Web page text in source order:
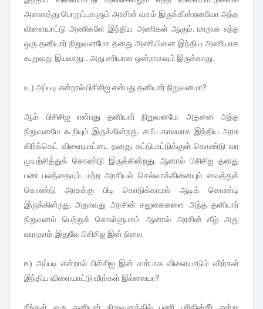
அனைத்து பொறுப்புகளும் அரசின் வசம் இருக்கின்றனவோ அந்த
விளையாட்டு அணிகளே இந்திய அணிகள் ஆகும். மாறாக எந்த
ஒரு தனியார் நிறுவனமோ தனது அணியினை இந்திய அணியாக
கூறுவது இயலாது... அது சரியான ஒன்றாகவும் இருக்காது.
௨) அப்படி என்றால் பிசிசிஐ என்பது தனியார் நிறுவனமா?
ஆம். பிசிசிஐ என்பது தனியார் நிறுவனமே. அதனை அந்த
நிறுவனமே கூறியும் இருக்கின்றது. சமீப காலமாக இந்திய அரசு
கிரிக்கெட் விளையாட்டை தனது கட்டுபாட்டுக்குள் கொண்டு வர
முயற்சித்துக் கொண்டு இருக்கின்றது. ஆனால் பிசிசிஐ தனது
பண பலத்தையும் மற்ற அரசியல் செல்வாக்கினையும் வைத்துக்
கொண்டு அரசுக்கு பிடி கொடுக்காமல் ஆடிக் கொண்டி
இருக்கின்றது. அதாவது அரசின் சலுகைகளை அந்த தனியார்
நிறுவனம் பெற்றுக் கொள்ளுமாம் ஆனால் அரசின் கீழ் அது
வராதாம். இதுவே பிசிசிஐ இன் நிலை.
௩) அப்படி என்றால் பிசிசிஐ இன் சார்பாக விளையாடும் வீரர்கள்
இந்திய விளையாட்டு வீரர்கள் இல்லையா?
நீங்கள் ஒரு தனியார் நிறுவனத்தில் பணி புரிகின்றீர் என்று